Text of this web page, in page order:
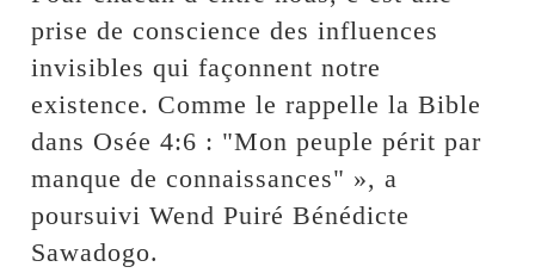
prise de conscience des influences
invisibles qui façonnent notre
existence. Comme le rappelle la Bible
dans Osée 4:6 : "Mon peuple périt par
manque de connaissances" », a
poursuivi Wend Puiré Bénédicte
Sawadogo.